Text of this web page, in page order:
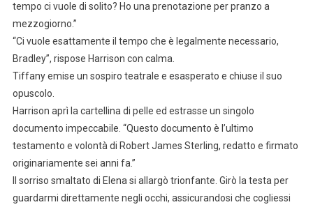
tempo ci vuole di solito? Ho una prenotazione per pranzo a
mezzogiorno.”
“Ci vuole esattamente il tempo che è legalmente necessario,
Bradley”, rispose Harrison con calma.
Tiffany emise un sospiro teatrale e esasperato e chiuse il suo
opuscolo.
Harrison aprì la cartellina di pelle ed estrasse un singolo
documento impeccabile. “Questo documento è l’ultimo
testamento e volontà di Robert James Sterling, redatto e firmato
originariamente sei anni fa.”
Il sorriso smaltato di Elena si allargò trionfante. Girò la testa per
guardarmi direttamente negli occhi, assicurandosi che cogliessi